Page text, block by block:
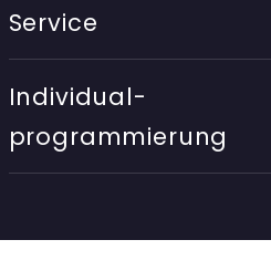
Service
Individual-
programmierung